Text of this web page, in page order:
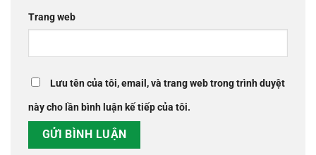
Trang web
Lưu tên của tôi, email, và trang web trong trình duyệt
này cho lần bình luận kế tiếp của tôi.